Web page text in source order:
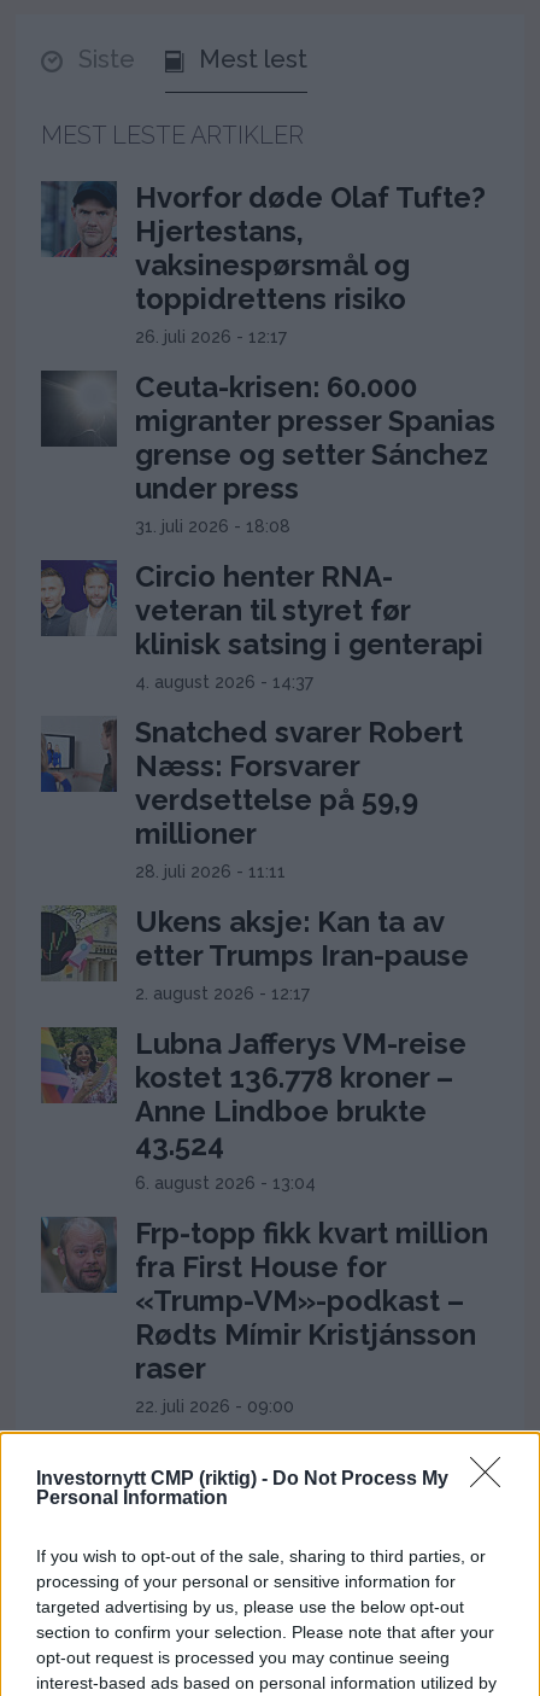
Investornytt CMP (riktig) - Do Not Process My
Personal Information
If you wish to opt-out of the sale, sharing to third parties, or
processing of your personal or sensitive information for
targeted advertising by us, please use the below opt-out
section to confirm your selection. Please note that after your
opt-out request is processed you may continue seeing
interest-based ads based on personal information utilized by
Siste Mest lest
MEST LESTE ARTIKLER
Hvorfor døde Olaf Tufte?
Hjertestans,
vaksinespørsmål og
toppidrettens risiko
26. juli 2026 - 12:17
Ceuta-krisen: 60.000
migranter presser Spanias
grense og setter Sánchez
under press
31. juli 2026 - 18:08
Circio henter RNA-
veteran til styret før
klinisk satsing i genterapi
4. august 2026 - 14:37
Snatched svarer Robert
Næss: Forsvarer
verdsettelse på 59,9
millioner
28. juli 2026 - 11:11
Ukens aksje: Kan ta av
etter Trumps Iran-pause
2. august 2026 - 12:17
Lubna Jafferys VM-reise
kostet 136.778 kroner –
Anne Lindboe brukte
43.524
6. august 2026 - 13:04
Frp-topp fikk kvart million
fra First House for
«Trump-VM»-podkast –
Rødts Mímir Kristjánsson
raser
22. juli 2026 - 09:00
ANNONSE